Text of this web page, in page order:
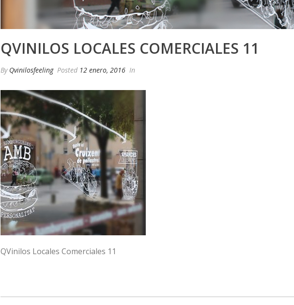
QVINILOS LOCALES COMERCIALES 11
By Qvinilosfeeling Posted 12 enero, 2016 In
QVinilos Locales Comerciales 11